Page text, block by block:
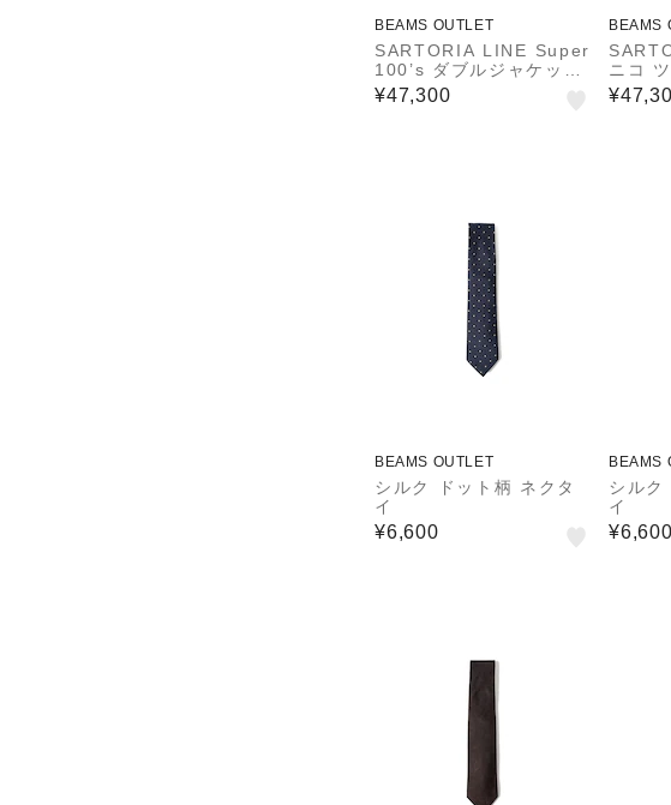
BEAMS OUTLET
SARTORIA LINE Super
100’s ダブルジャケット
ソリッド スーツ
¥47,300
BEAMS
ニコ
BEAMS OUTLET
シルク ドット柄 ネクタ
イ
¥6,600
BEAMS
シルク
イ
¥6,600